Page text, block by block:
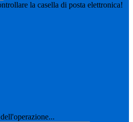
la casella di posta elettronica!